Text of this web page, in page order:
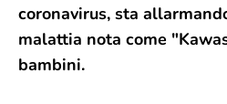
coronavirus, sta
malattia nota come
bambini.